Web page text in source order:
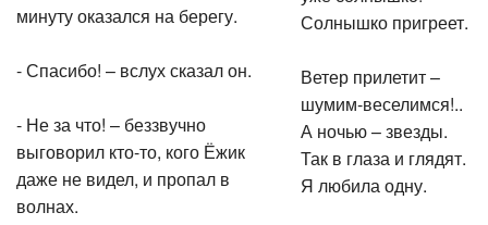
минуту оказался на берегу.
- Спасибо! – вслух сказал он.
- Не за что! – беззвучно
выговорил кто-то, кого Ёжик
даже не видел, и пропал в
волнах.
Солнышко пригреет.
Ветер прилетит –
шумим-веселимся!..
А ночью – звезды.
Так в глаза и глядят.
Я любила одну.